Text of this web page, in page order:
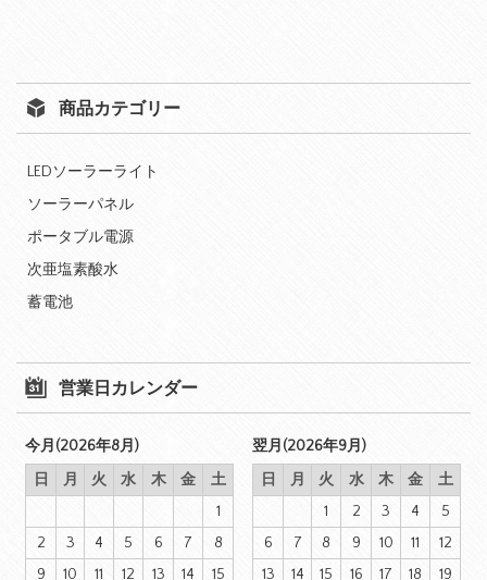
商品カテゴリー
LEDソーラーライト
ソーラーパネル
ポータブル電源
次亜塩素酸水
蓄電池
営業日カレンダー
今月(2026年8月)
日
月 火 水 木 金
土
1
2
3 4 5 6 7
8
9
10 11 12 13 14
15
翌月(2026年9月)
日
月 火 水 木 金
土
1
2 3 4
5
6
7 8 9 10 11
12
13
14 15 16 17 18
19